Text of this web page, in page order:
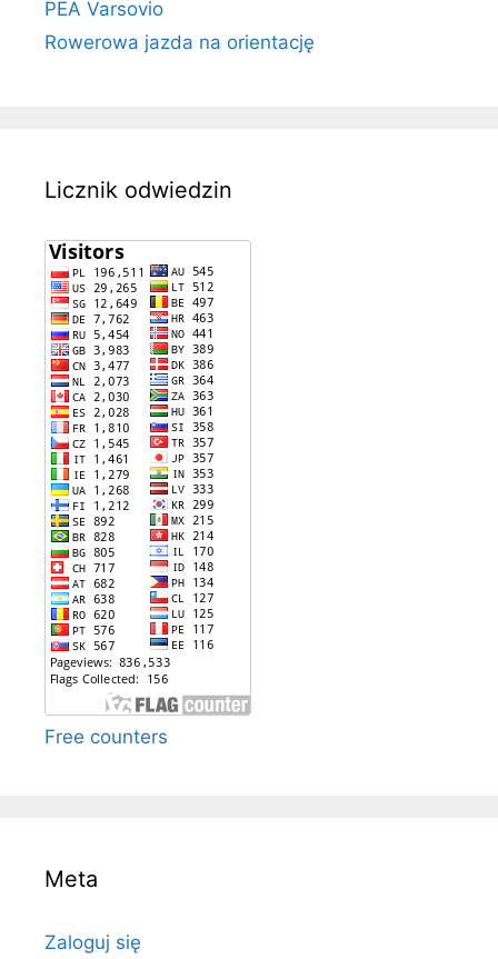
PEA Varsovio
Rowerowa jazda na orientację
Licznik odwiedzin
Free counters
Meta
Zaloguj się